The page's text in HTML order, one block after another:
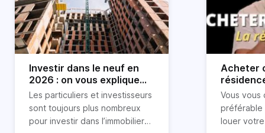
Investir dans le neuf en
2026 : on vous explique
tout !
Les particuliers et investisseurs
sont toujours plus nombreux
pour investir dans l’immobilier
Acheter
règle
révélée
Vous vous
préférable
louer